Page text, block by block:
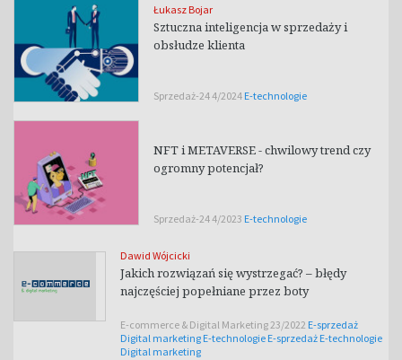
Łukasz Bojar
Sztuczna inteligencja w sprzedaży i
obsłudze klienta
Sprzedaż-24 4/2024 E-technologie
NFT i METAVERSE - chwilowy trend czy
ogromny potencjał?
Sprzedaż-24 4/2023 E-technologie
Dawid Wójcicki
Jakich rozwiązań się wystrzegać? – błędy
najczęściej popełniane przez boty
E-commerce & Digital Marketing 23/2022 E-sprzedaż
Digital marketing E-technologie E-sprzedaż E-technologie
Digital marketing